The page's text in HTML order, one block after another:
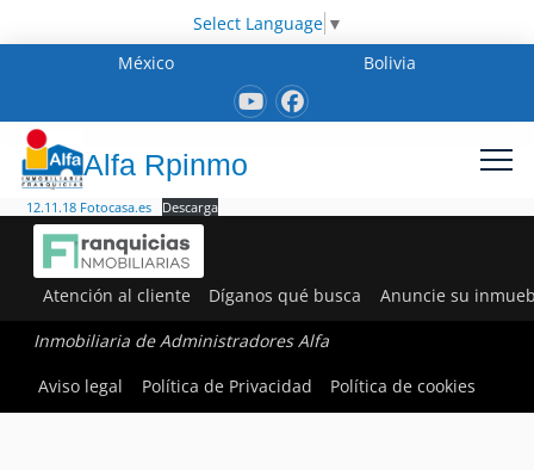
Select Language ▼
México
Bolivia
Alfa Rpinmo
12.11.18 Fotocasa.es Descarga
Atención al cliente Díganos qué busca Anuncie su
Inmobiliaria de Administradores Alfa
Aviso legal
Política de Privacidad Política de cookies